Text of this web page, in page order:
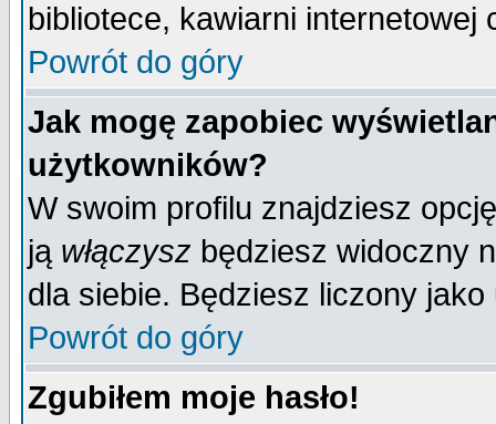
bibliotece, kawiarni internetowej
Powrót do góry
Jak mogę zapobiec
użytkowników?
W swoim profilu znajdziesz
ją włączysz będziesz widoczny
dla siebie. Będziesz liczony
Powrót do góry
Zgubiłem moje hasło!